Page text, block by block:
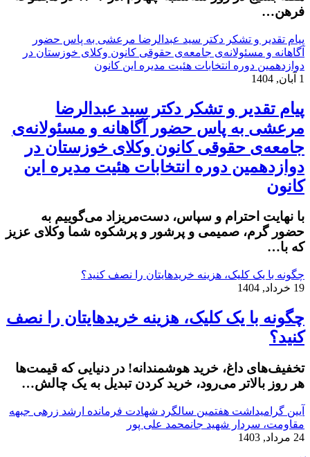
فرهن…
پیام تقدیر و تشکر دکتر سید عبدالرضا مرعشی به پاس حضور
آگاهانه و مسئولانه‌ی جامعه‌ی حقوقی کانون وکلای خوزستان در
دوازدهمین دوره انتخابات هئیت مدیره این کانون
1 آبان, 1404
پیام تقدیر و تشکر دکتر سید عبدالرضا
مرعشی به پاس حضور آگاهانه و مسئولانه‌ی
جامعه‌ی حقوقی کانون وکلای خوزستان در
دوازدهمین دوره انتخابات هئیت مدیره این
کانون
با نهایت احترام و سپاس، دست‌مریزاد می‌گوییم به
حضور گرم، صمیمی و پرشور و پرشکوه شما وکلای عزیز
که با…
چگونه با یک کلیک، هزینه خریدهایتان را نصف کنید؟
19 خرداد, 1404
چگونه با یک کلیک، هزینه خریدهایتان را نصف
کنید؟
تخفیف‌های داغ، خرید هوشمندانه! در دنیایی که قیمت‌ها
هر روز بالاتر می‌رود، خرید کردن تبدیل به یک چالش…
آیین گرامیداشت هفتمین سالگرد شهادت فرمانده ارشد زرهی جبهه
مقاومت، سردار شهید جانمحمد علی پور
24 مرداد, 1403